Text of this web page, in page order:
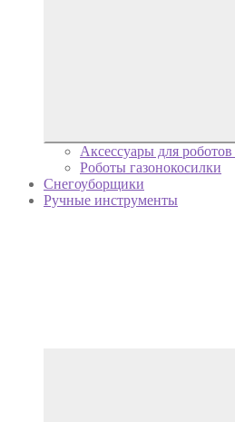
Аксессуары для
Роботы газонокосилки
Снегоуборщики
Ручные инструменты